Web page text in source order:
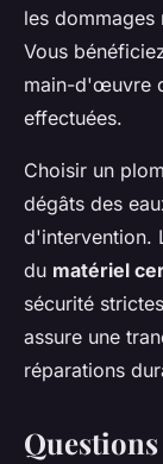
les dommages
Vous
main-d'œuvre
effectuées.
Choisir un
dégâts des
d'intervention.
du matériel
sécurité
assure une
réparations